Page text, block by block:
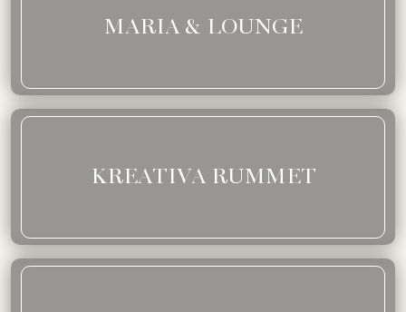
MARIA & LOUNGE
KREATIVA RUMMET